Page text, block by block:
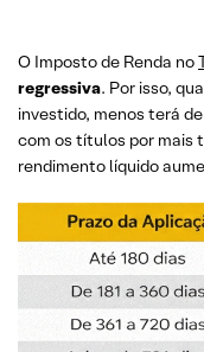
O Imposto de Renda no
regressiva. Por isso,
investido, menos terá
com os títulos por mais
rendimento líquido